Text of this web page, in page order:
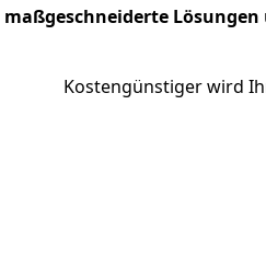
maßgeschneiderte Lösungen
Kostengünstiger wird